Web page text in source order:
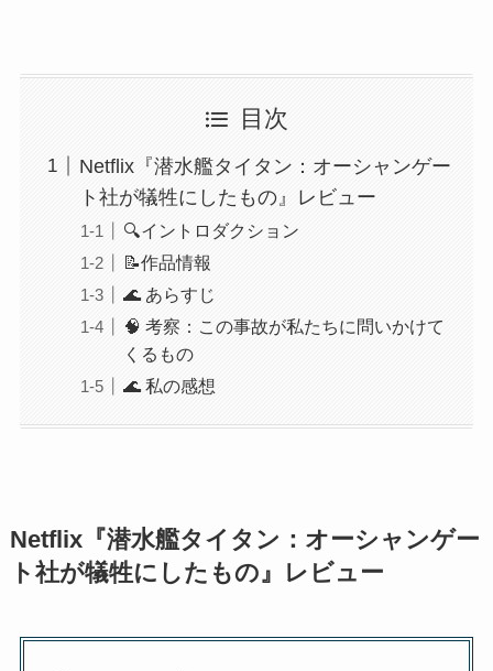
目次
Netflix『潜水艦タイタン：オーシャンゲー
ト社が犠牲にしたもの』レビュー
🔍イントロダクション
📝作品情報
🌊 あらすじ
🧠 考察：この事故が私たちに問いかけて
くるもの
🌊 私の感想
Netflix『潜水艦タイタン：オーシャンゲー
ト社が犠牲にしたもの』レビュー